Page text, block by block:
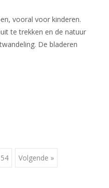
vooral voor kinderen.
te trekken en de natuur
De bladeren
54 Volgende »